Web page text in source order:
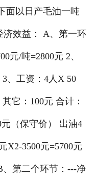
联系我们
面以日产毛油一吨
济效益： A、第一环
元/吨=2800元 2、
、工资：4人X 50
它：100元 合计：
（保守价） 出油4
X2-3500元=5700元
、第二个环节：---净